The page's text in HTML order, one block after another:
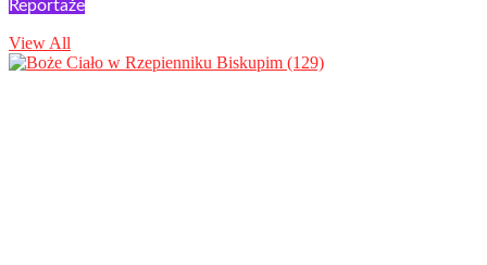
Reportaże
View All